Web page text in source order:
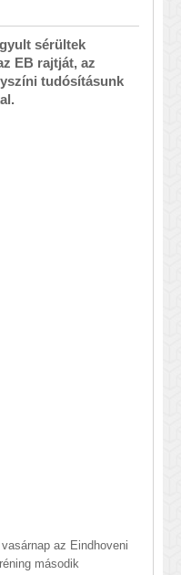
sérültek
EB rajtját, az
tudósításunk
az Eindhoveni
második